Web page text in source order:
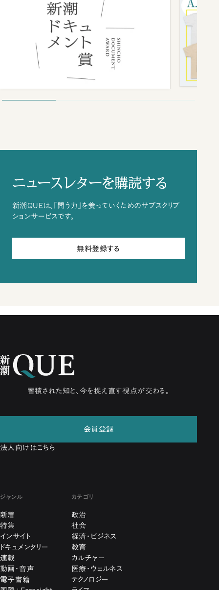
ニュースレターを購読する
新潮QUEは、「問う力」を養っていくためのサブスクリプ
ションサービスです。
無料登録する
蓄積された知と、今を捉え直す視点が交わる。
会員登録
法人向けはこちら
ジャンル
新着
特集
インサイト
ドキュメンタリー
連載
動画・音声
電子書籍
カテゴリ
政治
社会
経済・ビジネス
教育
カルチャー
医療・ウェルネス
テクノロジー